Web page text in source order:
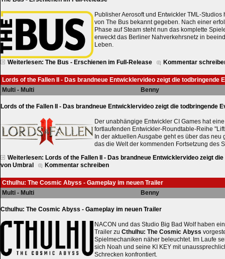
Publisher Aerosoft und Entwickler TML-
von The Bus bekannt gegeben. Nach einer
Phase auf Steam steht nun das komplette
erweckt das Berliner Nahverkehrsnetz in
Leben.
Weiterlesen: The Bus - Erschienen im Full-Release Kommentar
Lords of the Fallen II - Das brandneue Entwicklervideo zeigt die todbringende
Multi - Multi
Benny
Lords of the Fallen II - Das brandneue Entwicklervideo zeigt die todbringende
Der unabhängige Entwickler CI Games hat
fortlaufenden Entwickler-Roundtable-Reihe
In der aktuellen Ausgabe geht es über das neu
das die Welt der kommenden Fortsetzung des
Weiterlesen: Lords of the Fallen II - Das brandneue Entwicklervideo zeigt
von Umbral
Kommentar schreiben
Cthulhu: The Cosmic Abyss - Gameplay im neuen Trailer
Multi - Multi
Benny
Cthulhu: The Cosmic Abyss - Gameplay im neuen Trailer
NACON und das Studio Big Bad Wolf haben
Trailer zu Cthulhu: The Cosmic Abyss
Spielmechaniken näher beleuchtet. Im Laufe
sich Noah und seine KI KEY mit
Schrecken konfrontiert.